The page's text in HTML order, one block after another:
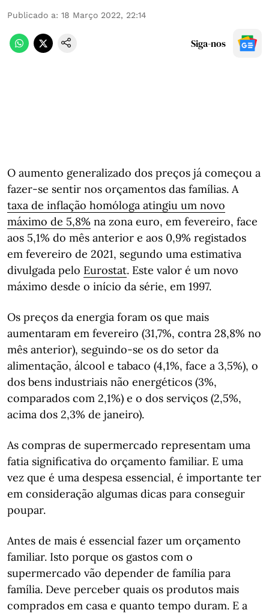
Publicado a: 18 Março 2022, 22:14
Siga-nos
O aumento generalizado dos preços já começou a
fazer-se sentir nos orçamentos das famílias. A
taxa de inflação homóloga atingiu um novo
máximo de 5,8% na zona euro, em fevereiro, face
aos 5,1% do mês anterior e aos 0,9% registados
em fevereiro de 2021, segundo uma estimativa
divulgada pelo Eurostat. Este valor é um novo
máximo desde o início da série, em 1997.
Os preços da energia foram os que mais
aumentaram em fevereiro (31,7%, contra 28,8% no
mês anterior), seguindo-se os do setor da
alimentação, álcool e tabaco (4,1%, face a 3,5%), o
dos bens industriais não energéticos (3%,
comparados com 2,1%) e o dos serviços (2,5%,
acima dos 2,3% de janeiro).
As compras de supermercado representam uma
fatia significativa do orçamento familiar. E uma
vez que é uma despesa essencial, é importante ter
em consideração algumas dicas para conseguir
poupar.
Antes de mais é essencial fazer um orçamento
familiar. Isto porque os gastos com o
supermercado vão depender de família para
família. Deve perceber quais os produtos mais
comprados em casa e quanto tempo duram. E a